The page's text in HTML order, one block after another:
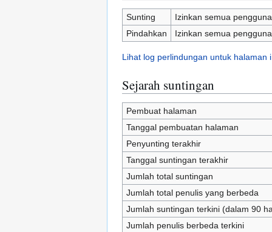
Sunting
Izinkan semua
Pindahkan
Izinkan semua
Lihat log perlindungan untuk halaman
Sejarah suntingan
Pembuat halaman
Tanggal pembuatan halaman
Penyunting terakhir
Tanggal suntingan terakhir
Jumlah total suntingan
Jumlah total penulis yang berbeda
Jumlah suntingan terkini (dalam 90
Jumlah penulis berbeda terkini